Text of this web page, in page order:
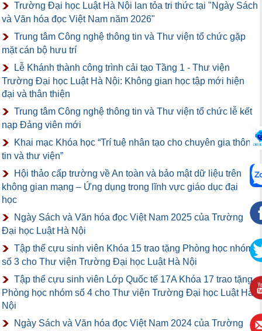
Trường Đại học Luật Hà Nội lan tỏa tri thức tại "Ngày Sách
và Văn hóa đọc Việt Nam năm 2026"
Trung tâm Công nghệ thông tin và Thư viện tổ chức gặp
mặt cán bộ hưu trí
Lễ Khánh thành công trình cải tạo Tầng 1 - Thư viện
Trường Đại học Luật Hà Nội: Không gian học tập mới hiện
đại và thân thiện
Trung tâm Công nghệ thông tin và Thư viện tổ chức lễ kết
nạp Đảng viên mới
Khai mạc Khóa học “Trí tuệ nhân tạo cho chuyên gia thông
tin và thư viện”
Hội thảo cấp trường về An toàn và bảo mật dữ liệu trên
không gian mạng – Ứng dụng trong lĩnh vực giáo dục đại
học
Ngày Sách và Văn hóa đọc Việt Nam 2025 của Trường
Đại học Luật Hà Nội
Tập thể cựu sinh viên Khóa 15 trao tặng Phòng học nhóm
số 3 cho Thư viện Trường Đại học Luật Hà Nội
Tập thể cựu sinh viên Lớp Quốc tế 17A Khóa 17 trao tặng
Phòng học nhóm số 4 cho Thư viện Trường Đại học Luật Hà
Nội
Ngày Sách và Văn hóa đọc Việt Nam 2024 của Trường